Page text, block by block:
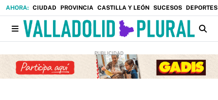
CIUDAD PROVINCIA CASTILLA Y LEÓN SUCESOS DEPORTES